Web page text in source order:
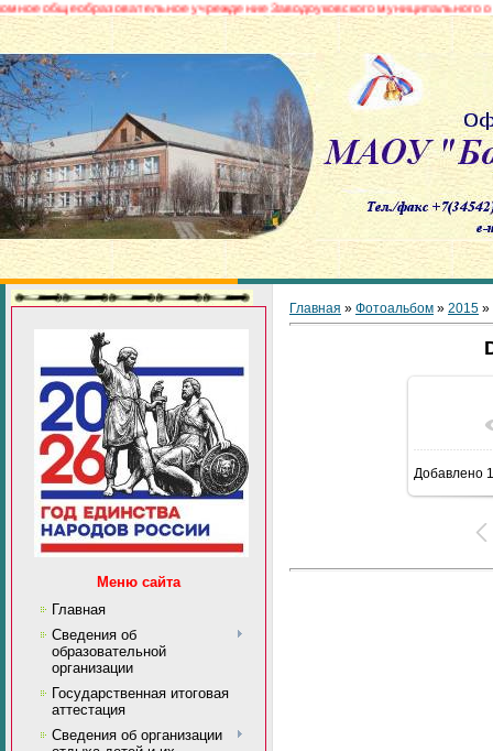
учреждение Заводоуковского муниципального
Меню сайта
Главная
Сведения об
образовательной
организации
Государственная итоговая
аттестация
Сведения об организации
Главная » Фотоальбом » 2015 »
В
Добавлено